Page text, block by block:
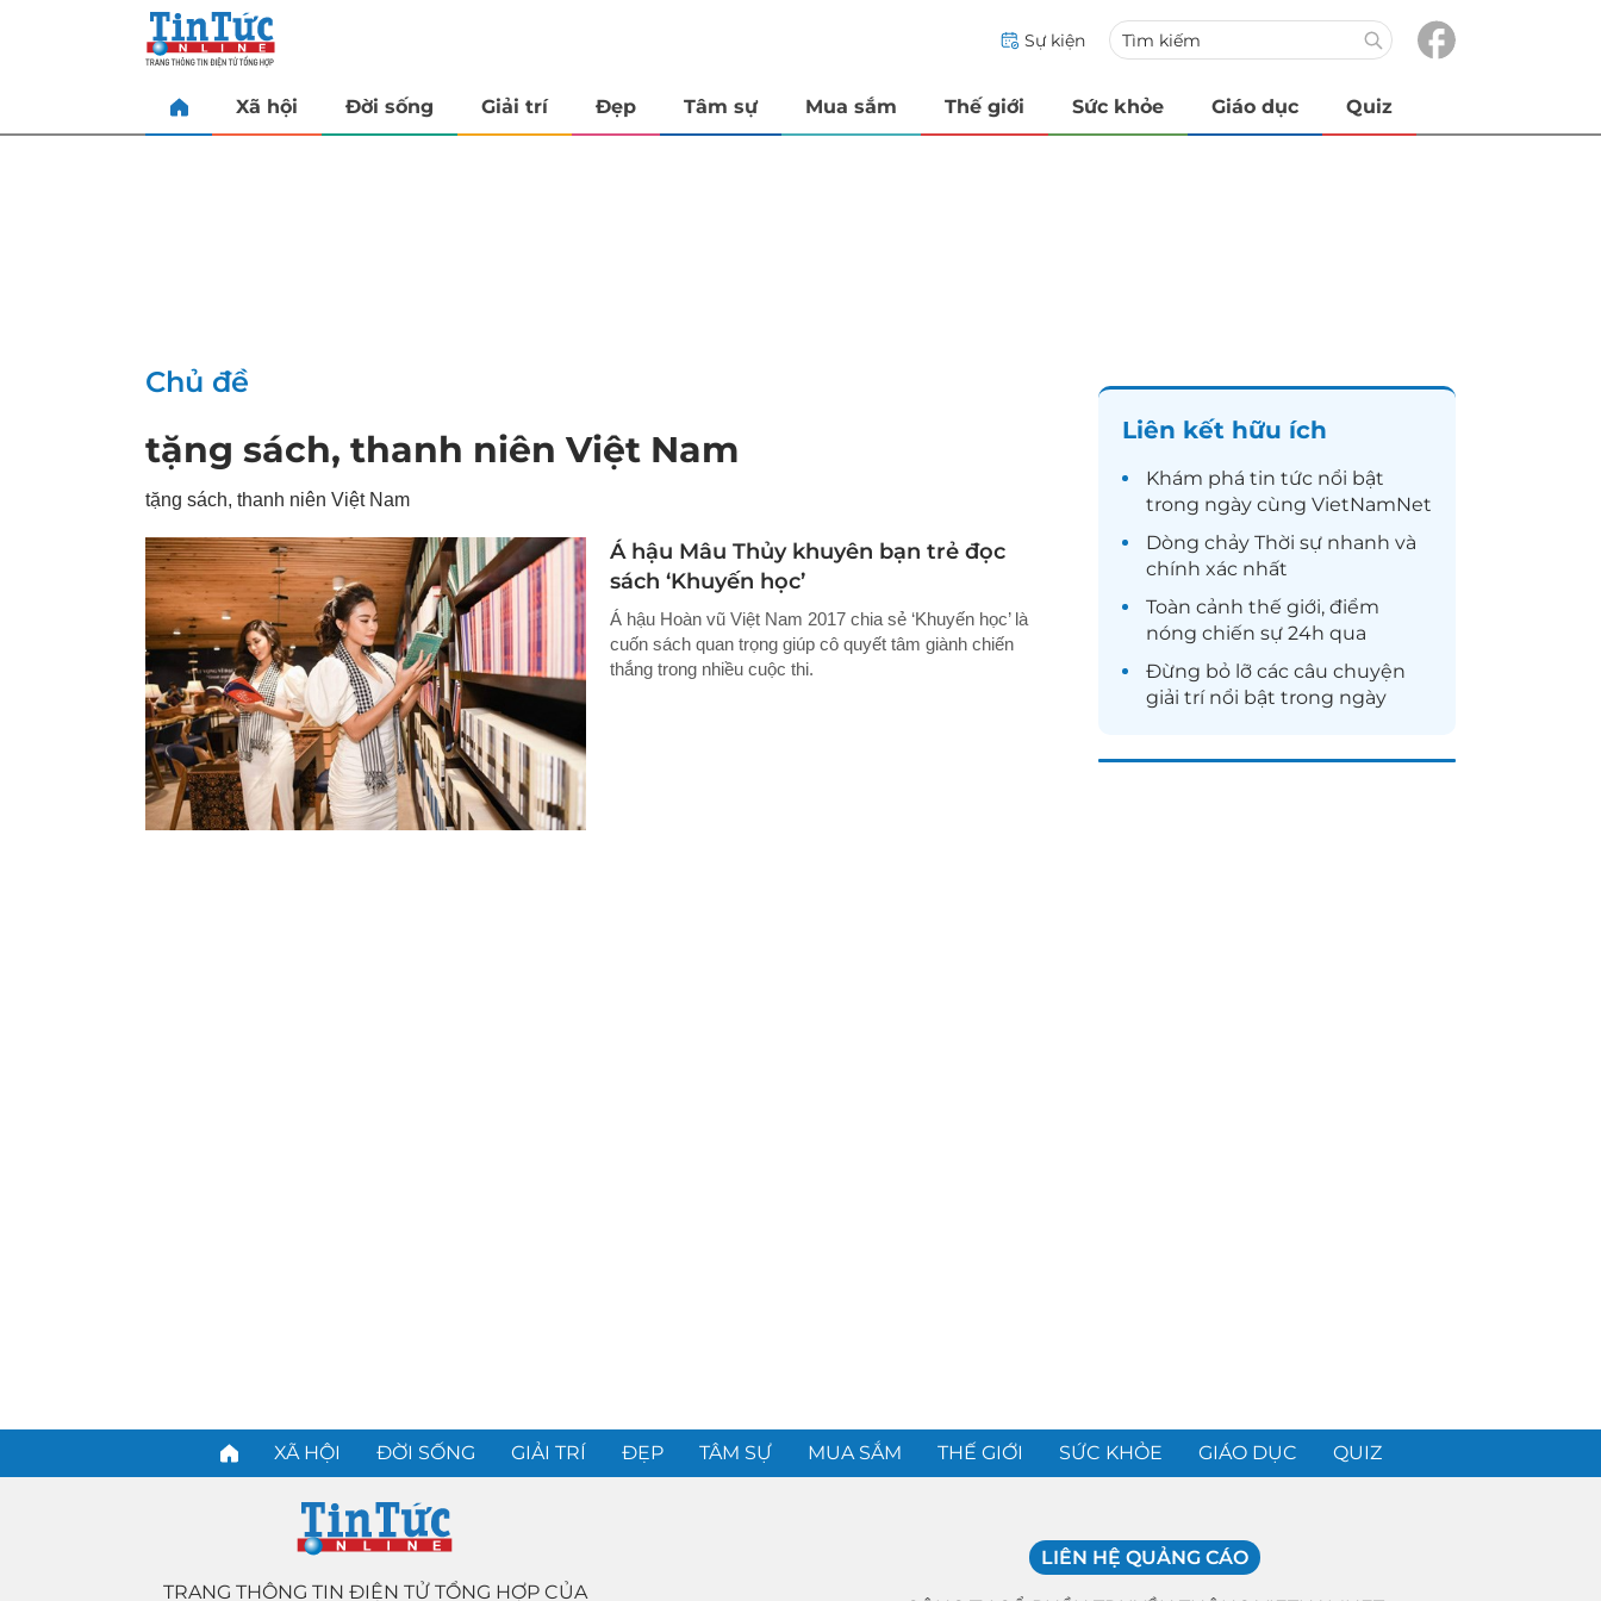
Sự kiện
Xã hội Đời sống Giải trí Đẹp Tâm sự Mua sắm Thế giới Sức khỏe Giáo dục Quiz
Chủ đề
tặng sách, thanh niên Việt Nam
tặng sách, thanh niên Việt Nam
Á hậu Mâu Thủy khuyên bạn trẻ đọc
sách ‘Khuyến học’
Á hậu Hoàn vũ Việt Nam 2017 chia sẻ ‘Khuyến học’ là
cuốn sách quan trọng giúp cô quyết tâm giành chiến
thắng trong nhiều cuộc thi.
Liên kết hữu ích
Khám phá tin tức nổi bật
trong ngày cùng VietNamNet
Dòng chảy Thời sự nhanh và
chính xác nhất
Toàn cảnh thế giới, điểm
nóng chiến sự 24h qua
Đừng bỏ lỡ các câu chuyện
giải trínổi bật trong ngày
XÃ HỘI ĐỜI SỐNG GIẢI TRÍ ĐẸP TÂM SỰ MUA SẮM THẾ GIỚI SỨC KHỎE GIÁO DỤC QUIZ
TRANG THÔNG TIN ĐIỆN TỬ TỔNG HỢP CỦA
LIÊN HỆ QUẢNG CÁO